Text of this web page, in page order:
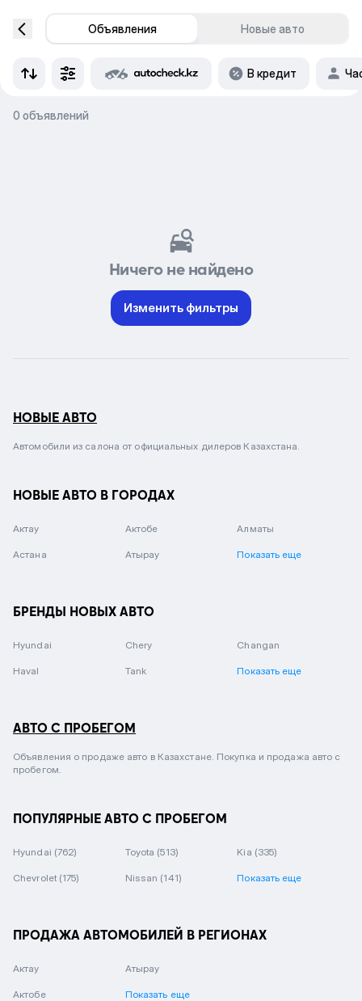
Объявления Новые авто
В кредит
0 объявлений
Ничего не найдено
Изменить фильтры
НОВЫЕ АВТО
Автомобили из салона от официальных дилеров Казахстана.
НОВЫЕ АВТО В ГОРОДАХ
Актау Актобе Алматы
Астана Атырау Показать еще
БРЕНДЫ НОВЫХ АВТО
Hyundai Chery Changan
Haval Tank Показать еще
АВТО С ПРОБЕГОМ
Объявления о продаже авто в Казахстане. Покупка и продажа авто с
пробегом.
ПОПУЛЯРНЫЕ АВТО С ПРОБЕГОМ
Hyundai (762) Toyota (513) Kia (335)
Chevrolet (175) Nissan (141) Показать еще
ПРОДАЖА АВТОМОБИЛЕЙ В РЕГИОНАХ
Актау
Актобе
Атырау
Показать еще